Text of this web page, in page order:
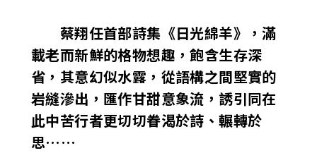
蔡翔任首部詩集《日光綿羊》，滿
載老而新鮮的格物想趣，飽含生存深
省，其意幻似水露，從語構之間堅實的
岩縫滲出，匯作甘甜意象流，誘引同在
此中苦行者更切切眷渴於詩、輾轉於
思……